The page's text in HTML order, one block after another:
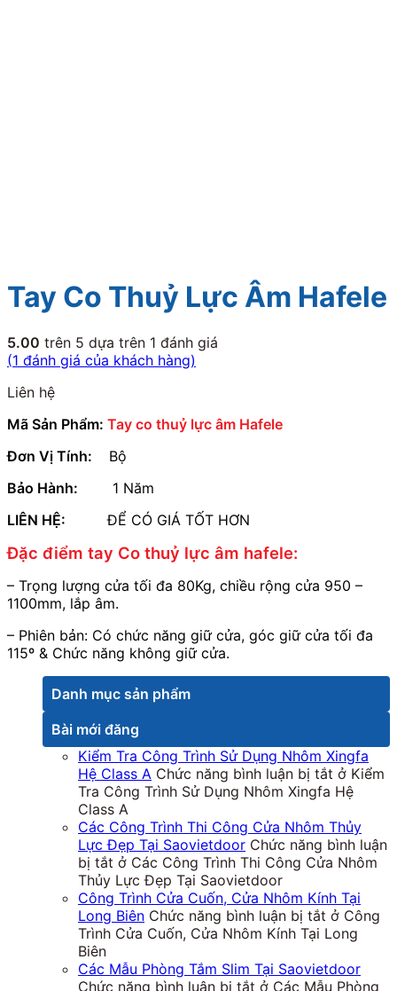
Tay Co Thuỷ Lực Âm Hafele
5.00 trên 5 dựa trên 1 đánh giá
(1 đánh giá của khách hàng)
Liên hệ
Mã Sản Phẩm: Tay co thuỷ lực âm Hafele
Đơn Vị Tính:
Bộ
Bảo Hành:
1 Năm
LIÊN HỆ:
ĐỂ CÓ GIÁ TỐT HƠN
Đặc điểm tay Co thuỷ lực âm hafele:
– Trọng lượng cửa tối đa 80Kg, chiều rộng cửa 950 –
1100mm, lắp âm.
– Phiên bản: Có chức năng giữ cửa, góc giữ cửa tối đa
115º & Chức năng không giữ cửa.
Danh mục sản phẩm
Bài mới đăng
Kiểm Tra Công Trình Sử Dụng Nhôm Xingfa
Hệ Class A Chức năng bình luận bị tắt ở Kiểm
Tra Công Trình Sử Dụng Nhôm Xingfa Hệ
Class A
Các Công Trình Thi Công Cửa Nhôm Thủy
Lực Đẹp Tại Saovietdoor Chức năng bình luận
bị tắt ở Các Công Trình Thi Công Cửa Nhôm
Thủy Lực Đẹp Tại Saovietdoor
Công Trình Cửa Cuốn, Cửa Nhôm Kính Tại
Long Biên Chức năng bình luận bị tắt ở Công
Trình Cửa Cuốn, Cửa Nhôm Kính Tại Long
Biên
Các Mẫu Phòng Tắm Slim Tại Saovietdoor
Chức năng bình luận bị tắt ở Các Mẫu Phòng